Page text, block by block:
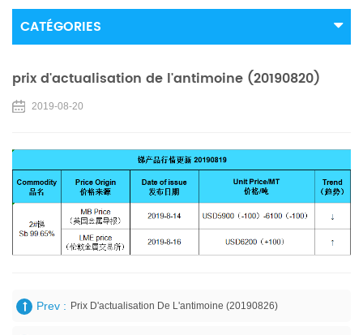
CATÉGORIES
prix d'actualisation de l'antimoine (20190820)
2019-08-20
Prev : Prix D'actualisation De L'antimoine (20190826)